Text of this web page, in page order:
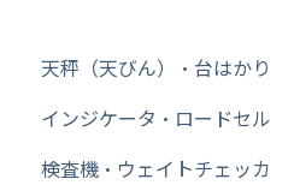
天秤（天びん）・台はかり
その他【WinCT】
分析機器
インジケータ・ロードセル
インジケータ
検査機・ウェイトチェッカ